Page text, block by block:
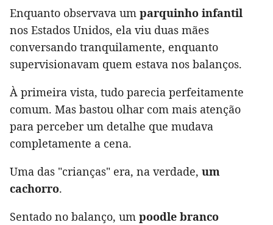
Enquanto observava um parquinho infantil
nos Estados Unidos, ela viu duas mães
conversando tranquilamente, enquanto
supervisionavam quem estava nos balanços.
À primeira vista, tudo parecia perfeitamente
comum. Mas bastou olhar com mais atenção
para perceber um detalhe que mudava
completamente a cena.
Uma das "crianças" era, na verdade, um
cachorro.
Sentado no balanço, um poodle branco